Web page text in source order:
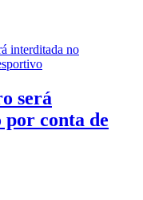
será
conta de